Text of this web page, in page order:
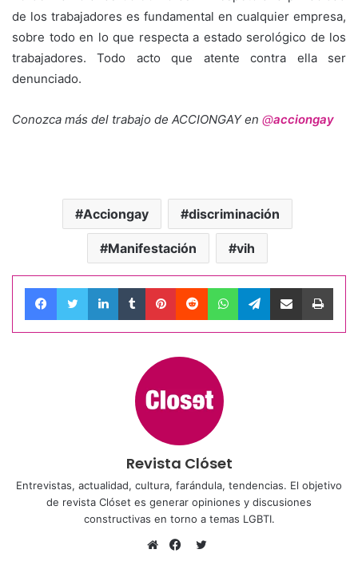
de los trabajadores es fundamental en cualquier empresa,
sobre todo en lo que respecta a estado serológico de los
trabajadores. Todo acto que atente contra ella ser
denunciado.
Conozca más del trabajo de ACCIONGAY en @acciongay
Acciongay discriminación
Manifestación vih
FacebookTwitterLinkedInTumblrPinterestRedditWhatsAppTelegramCompartir por correo electrónico
Revista Clóset
Entrevistas, actualidad, cultura, farándula, tendencias. El objetivo
de revista Clóset es generar opiniones y discusiones
constructivas en torno a temas LGBTI.